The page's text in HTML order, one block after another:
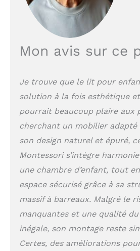
Sommier
à lattes
stables
sommeil
dans un
Finition
Lit
avec
donne un
à la
fraîche
contre
avec
les
pour une
à vos
Mon avis sur ce
Je trouve que le lit pour
solution à la fois esthétique
pourrait beaucoup plaire aux
cherchant un mobilier adapté
son design naturel et épuré,
Montessori s’intègre
une chambre d’enfant, tout
espace sécurisé grâce à sa
massif à barreaux. Malgré le
manquantes et une qualité
inégale, son montage reste
Certes, des améliorations